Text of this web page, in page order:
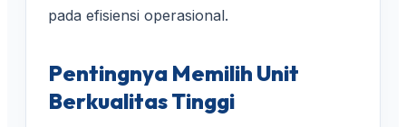
pada efisiensi operasional.
Pentingnya Memilih Unit
Berkualitas Tinggi